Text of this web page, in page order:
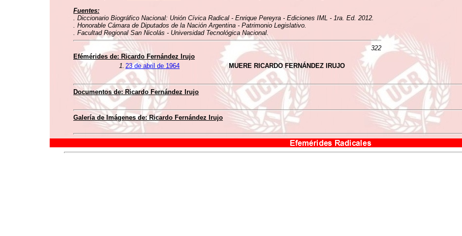
Fuentes:
. Diccionario Biográfico Nacional: Unión Cívica Radical - Enrique Pereyra - Ediciones IML - 1ra. Ed. 2012.
. Honorable Cámara de Diputados de la Nación Argentina - Patrimonio Legislativo.
. Facultad Regional San Nicolás - Universidad Tecnológica Nacional.
322
Efémérides de: Ricardo Fernández Irujo
1. 23 de abril de 1964 MUERE RICARDO FERNÁNDEZ IRUJO
Documentos de: Ricardo Fernández Irujo
Galería de Imágenes de: Ricardo Fernández Irujo